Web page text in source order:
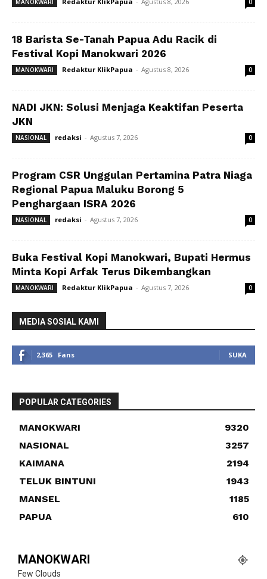
MANOKWARI 0
18 Barista Se-Tanah Papua Adu Racik di
Festival Kopi Manokwari 2026
MANOKWARI Redaktur KlikPapua - Agustus 8, 2026 0
NADI JKN: Solusi Menjaga Keaktifan Peserta
JKN
NASIONAL redaksi - Agustus 7, 2026 0
Program CSR Unggulan Pertamina Patra Niaga
Regional Papua Maluku Borong 5
Penghargaan ISRA 2026
NASIONAL redaksi - Agustus 7, 2026 0
Buka Festival Kopi Manokwari, Bupati Hermus
Minta Kopi Arfak Terus Dikembangkan
MANOKWARI Redaktur KlikPapua - Agustus 7, 2026 0
MEDIA SOSIAL KAMI
2,365 Fans SUKA
POPULAR CATEGORIES
MANOKWARI
9320
NASIONAL
3257
KAIMANA
2194
TELUK BINTUNI
1943
MANSEL
1185
PAPUA
610
MANOKWARI
Few Clouds